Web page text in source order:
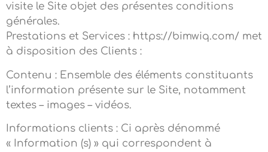
visite le Site objet des présentes conditions
générales.
Prestations et Services : https://bimwiq.com/ met
à disposition des Clients :
Contenu : Ensemble des éléments constituants
l’information présente sur le Site, notamment
textes – images – vidéos.
Informations clients : Ci après dénommé
« Information (s) » qui correspondent à